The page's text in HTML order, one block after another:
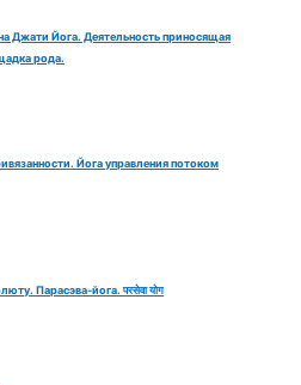
Джати Йога. Деятельность приносящая
рода.
Йога управления потоком
Парасэва-йога. परसेवा योग